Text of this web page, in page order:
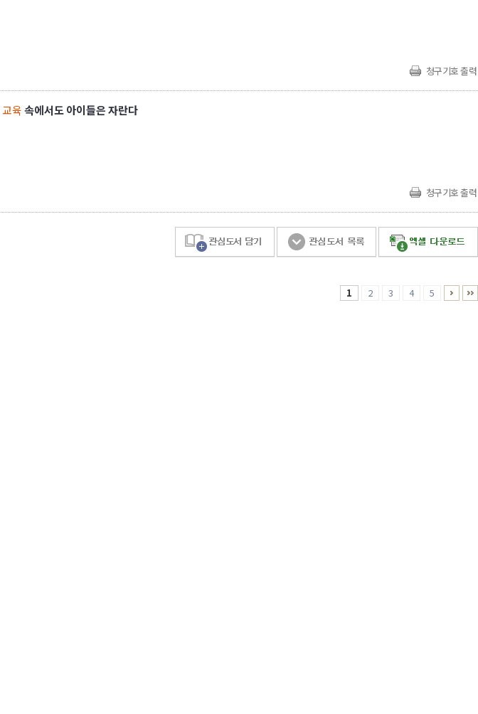
청구기호 출력
교육속에서도 아이들은 자란다
청구기호 출력
1 2 3 4 5